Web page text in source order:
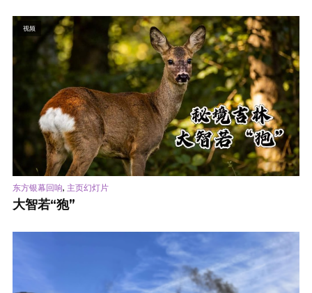
视频
东方银幕回响, 主页幻灯片
大智若“狍”